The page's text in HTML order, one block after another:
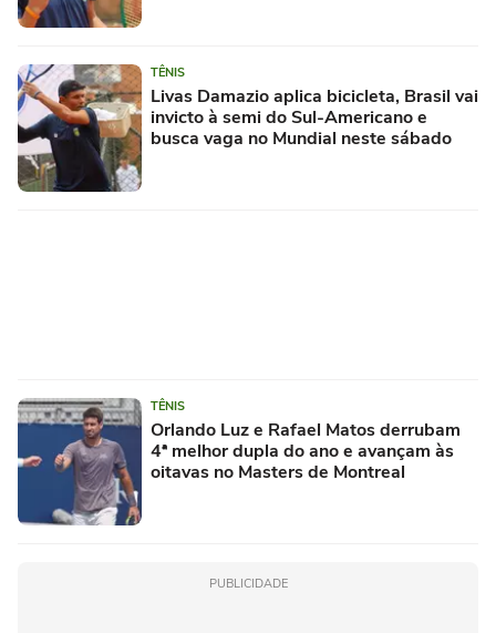
TÊNIS
Livas Damazio aplica bicicleta, Brasil vai
invicto à semi do Sul-Americano e
busca vaga no Mundial neste sábado
TÊNIS
Orlando Luz e Rafael Matos derrubam
4ª melhor dupla do ano e avançam às
oitavas no Masters de Montreal
PUBLICIDADE